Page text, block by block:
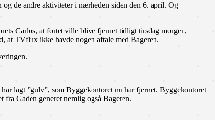
de andre aktiviteter i nærheden siden den 6. april. Og
Carlos, at fortet ville blive fjernet tidligt tirsdag morgen,
at TVflux ikke havde nogen aftale med Bageren.
lagt ”gulv”, som Byggekontoret nu har fjernet. Byggekontoret
Gaden generer nemlig også Bageren.